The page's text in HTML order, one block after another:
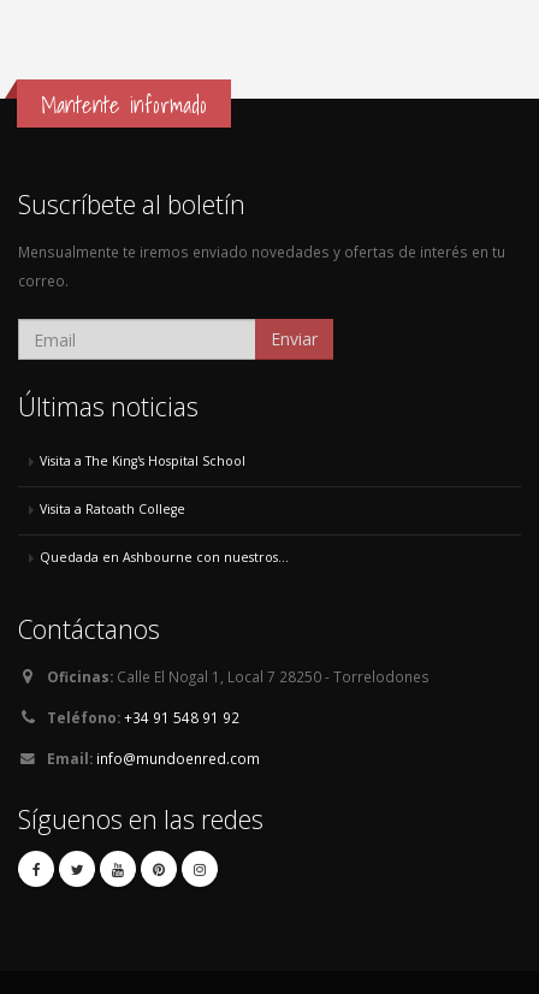
Mantente informado
Suscríbete al boletín
Mensualmente te iremos enviado novedades y ofertas de interés en tu
correo.
Enviar
Últimas noticias
Visita a The King's Hospital School
Visita a Ratoath College
Quedada en Ashbourne con nuestros...
Contáctanos
Oficinas: Calle El Nogal 1, Local 7 28250 - Torrelodones
Teléfono:+34 91 548 91 92
Email: info@mundoenred.com
Síguenos en las redes